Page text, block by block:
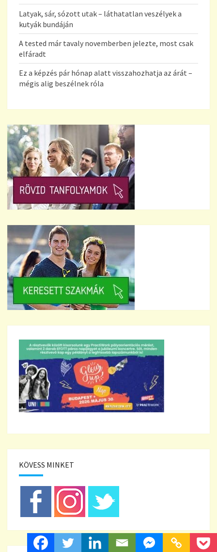
Latyak, sár, sózott utak – láthatatlan veszélyek a
kutyák bundáján
A tested már tavaly novemberben jelezte, most csak
elfáradt
Ez a képzés pár hónap alatt visszahozhatja az árát –
mégis alig beszélnek róla
KÖVESS MINKET